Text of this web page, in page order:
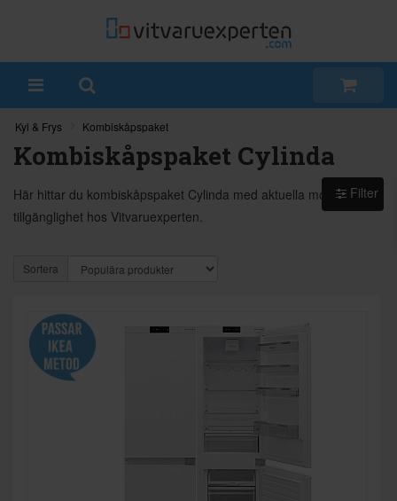
Kyl & Frys Kombiskåpspaket
Kombiskåpspaket Cylinda
Här hittar du kombiskåpspaket Cylinda med aktuella modeller och
tillgänglighet hos Vitvaruexperten.
Sortera
Filter